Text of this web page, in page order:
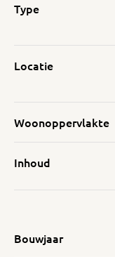
Type
Locatie
Woonoppervlakte
Inhoud
Bouwjaar